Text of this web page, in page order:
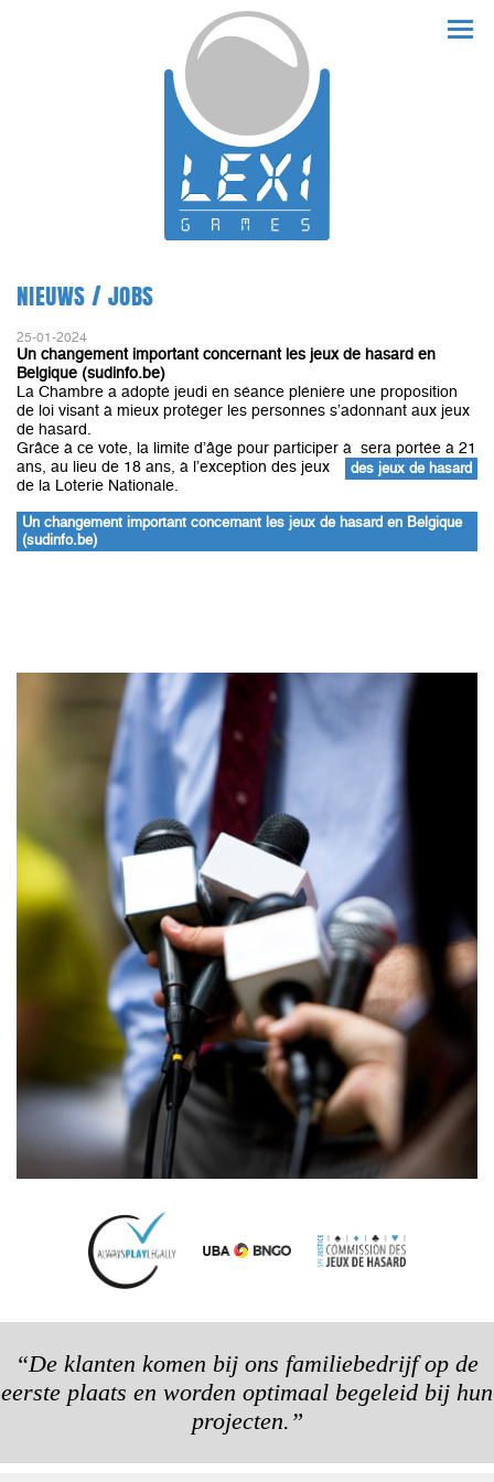
NIEUWS / JOBS
25-01-2024
Un changement important concernant les jeux de hasard en
Belgique (sudinfo.be)
La Chambre a adopté jeudi en séance plénière une proposition
de loi visant à mieux protéger les personnes s’adonnant aux jeux
de hasard.
Grâce à ce vote, la limite d’âge pour participer à
des jeux de hasard
sera portée à 21
ans, au lieu de 18 ans, à l’exception des jeux
de la Loterie Nationale.
Un changement important concernant les jeux de hasard en Belgique
(sudinfo.be)
“De klanten komen bij ons familiebedrijf op de
eerste plaats en worden optimaal begeleid bij hun
projecten.”